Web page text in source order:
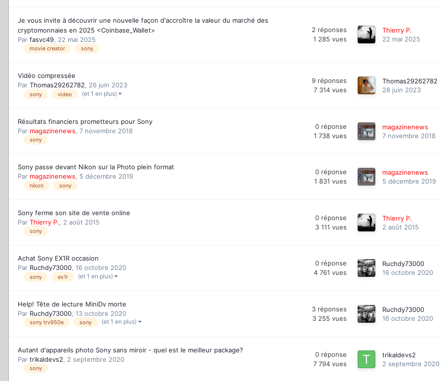
Je vous invite à découvrir une nouvelle façon d'accroître la valeur du marché des
cryptomonnaies en 2025 <Coinbase_Wallet>
Par fasvc49, 22 mai 2025
movie creator sony
2 réponses
1 285 vues
Thierry P.
22 mai 2025
Vidéo compressée
Par Thomas29262782, 26 juin 2023
sony video (et 1 en plus)
9 réponses
7 314 vues
Thomas29262782
28 juin 2023
Résultats financiers prometteurs pour Sony
Par magazinenews, 7 novembre 2018
sony
0 réponse
1 738 vues
magazinenews
7 novembre 2018
Sony passe devant Nikon sur la Photo plein format
Par magazinenews, 5 décembre 2019
nikon sony
0 réponse
1 831 vues
magazinenews
5 décembre 2019
Sony ferme son site de vente online
Par Thierry P., 2 août 2015
sony
0 réponse
3 111 vues
Thierry P.
2 août 2015
Achat Sony EX1R occasion
Par Ruchdy73000, 16 octobre 2020
sony ex1r (et 1 en plus)
0 réponse
4 761 vues
Ruchdy73000
16 octobre 2020
Help! Tête de lecture MiniDv morte
Par Ruchdy73000, 13 octobre 2020
sony trv950e sony (et 1 en plus)
3 réponses
3 255 vues
Ruchdy73000
16 octobre 2020
Autant d'appareils photo Sony sans miroir - quel est le meilleur package?
Par trikaldevs2, 2 septembre 2020
sony
0 réponse
7 794 vues
trikaldevs2
2 septembre 2020